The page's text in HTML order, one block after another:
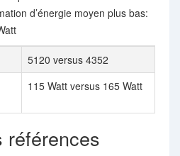
d’énergie moyen plus bas:
5120 versus 4352
115 Watt versus 165 Watt
références